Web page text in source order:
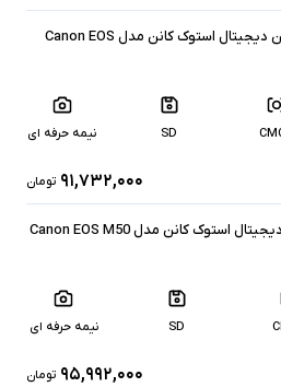
دوربین دیجیتال استوک کانن مدل Canon EOS
SD نیمه حرفه ای
۹۱,۷۳۲,۰۰۰ تومان
دوربین دیجیتال استوک کانن مدل Canon EOS M50
SD نیمه حرفه ای
۹۵,۹۹۲,۰۰۰ تومان